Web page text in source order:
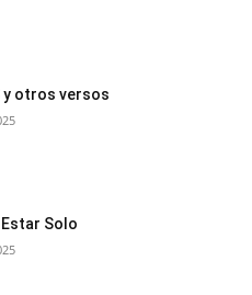
y otros versos
Solo